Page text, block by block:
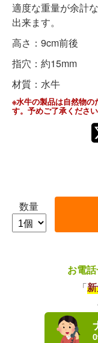
適度な重量が余計
出来ます。
高さ：9cm前後
指穴：約15mm
材質：水牛
※水牛の製品は自然物の
す。予めご了承ください
数量
お電
「